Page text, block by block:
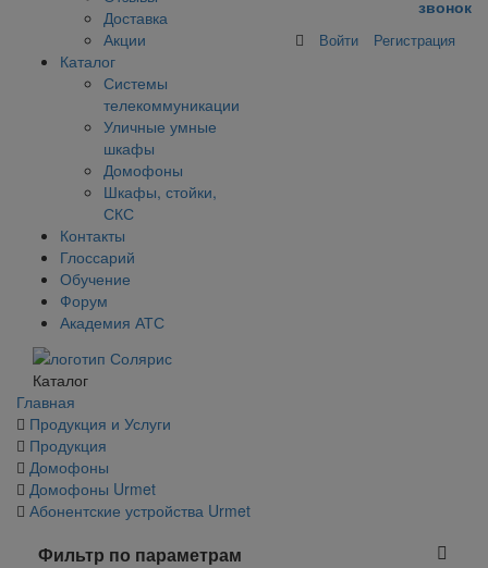
Доставка
Акции
Каталог
Системы
телекоммуникации
Уличные умные
шкафы
Домофоны
Шкафы, стойки,
СКС
Контакты
Глоссарий
Обучение
Форум
Академия АТС
звонок
Войти Регистрация
Каталог
Главная
Продукция и Услуги
Продукция
Домофоны
Домофоны Urmet
Абонентские устройства Urmet
Фильтр по параметрам